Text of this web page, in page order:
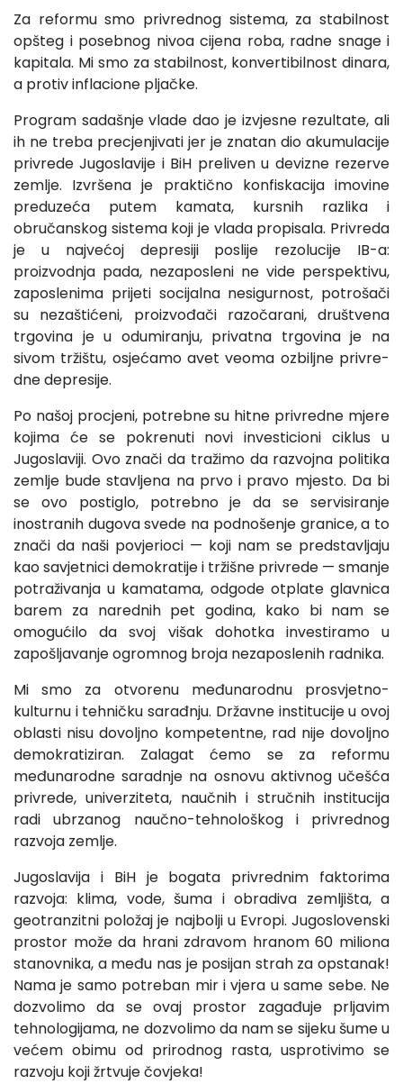
Za reformu smo privrednog sistema, za stabilnost
opšteg i posebnog nivoa cijena roba, radne snage i
kapitala. Mi smo za stabilnost, konvertibilnost dinara,
a protiv inflacione pljačke.
Program sadašnje vlade dao je izvjesne rezultate, ali
ih ne treba precjenjivati jer je znatan dio akumulacije
privrede Jugoslavije i BiH preliven u devizne rezerve
zemlje. Izvršena je praktično konfiskacija imovine
preduzeća putem kamata, kursnih razlika i
obručanskog sistema koji je vlada propisala. Pri­vreda
je u najvećoj depresiji poslije rezolucije IB-a:
proizvodnja pada, nezaposleni ne vide perspektivu,
zaposlenima prijeti so­cijalna nesigurnost, potrošači
su nezaštićeni, proizvođači razočarani, društvena
trgovina je u odumiranju, privatna trgo­vina je na
sivom tržištu, osjećamo avet veoma ozbiljne privre­
dne depresije.
Po našoj procjeni, potrebne su hitne privredne mjere
kojima će se pokrenuti novi investicioni ciklus u
Jugoslaviji. Ovo znači da tražimo da razvojna politika
zemlje bude stavlje­na na prvo i pravo mjesto. Da bi
se ovo postiglo, potrebno je da se servisiranje
inostranih dugova svede na podnošenje grani­ce, a to
znači da naši povjerioci — koji nam se predstavljaju
kao savjetnici demokratije i tržišne privrede — smanje
potra­živanja u kamatama, odgode otplate glavnica
barem za nared­nih pet godina, kako bi nam se
omogućilo da svoj višak dohot­ka investiramo u
zapošljavanje ogromnog broja nezaposlenih radnika.
Mi smo za otvorenu međunarodnu prosvjetno-
kulturnu i tehničku sarađnju. Državne institucije u ovoj
oblasti nisu do­voljno kompetentne, rad nije dovoljno
demokratiziran. Zalagat ćemo se za reformu
međunarodne saradnje na osnovu aktiv­nog učešća
privrede, univerziteta, naučnih i stručnih institucija
radi ubrzanog naučno-tehnološkog i privrednog
razvoja zemlje.
Jugoslavija i BiH je bogata privrednim faktorima
razvo­ja: klima, vode, šuma i obradiva zemljišta, a
geotranzitni polo­žaj je najbolji u Evropi. Jugoslovenski
prostor može da hrani zdravom hranom 60 miliona
stanovnika, a među nas je posijan strah za opstanak!
Nama je samo potreban mir i vjera u same sebe. Ne
dozvolimo da se ovaj prostor zagađuje prljavim
tehno­logijama, ne dozvolimo da nam se sijeku šume u
većem obimu od prirodnog rasta, usprotivimo se
razvoju koji žrtvuje čovje­ka!